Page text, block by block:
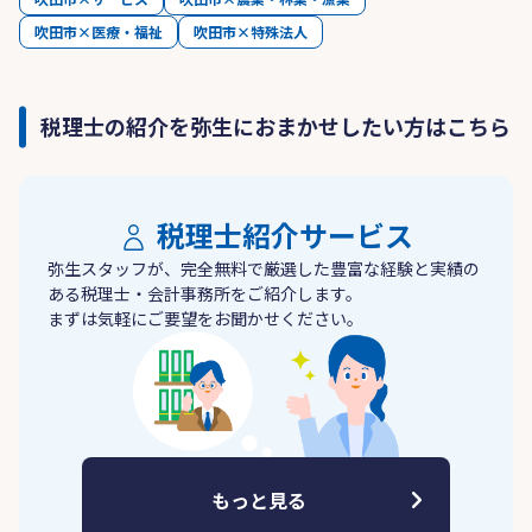
吹田市×医療・福祉
吹田市×特殊法人
税理士の紹介を弥生におまかせしたい方はこちら
税理士紹介サービス
弥生スタッフが、完全無料で厳選した豊富な経験と実績の
ある税理士・会計事務所をご紹介します。
まずは気軽にご要望をお聞かせください。
もっと見る